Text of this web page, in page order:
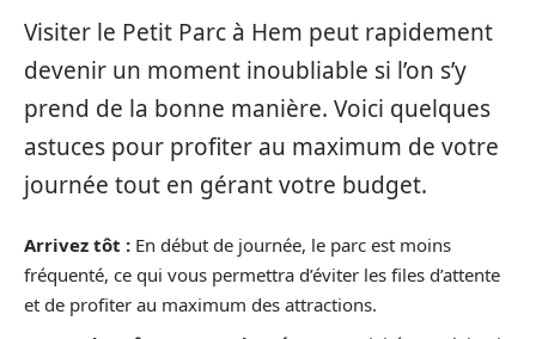
Visiter le Petit Parc à Hem peut rapidement
devenir un moment inoubliable si l’on s’y
prend de la bonne manière. Voici quelques
astuces pour profiter au maximum de votre
journée tout en gérant votre budget.
Arrivez tôt : En début de journée, le parc est moins
fréquenté, ce qui vous permettra d’éviter les files d’attente
et de profiter au maximum des attractions.